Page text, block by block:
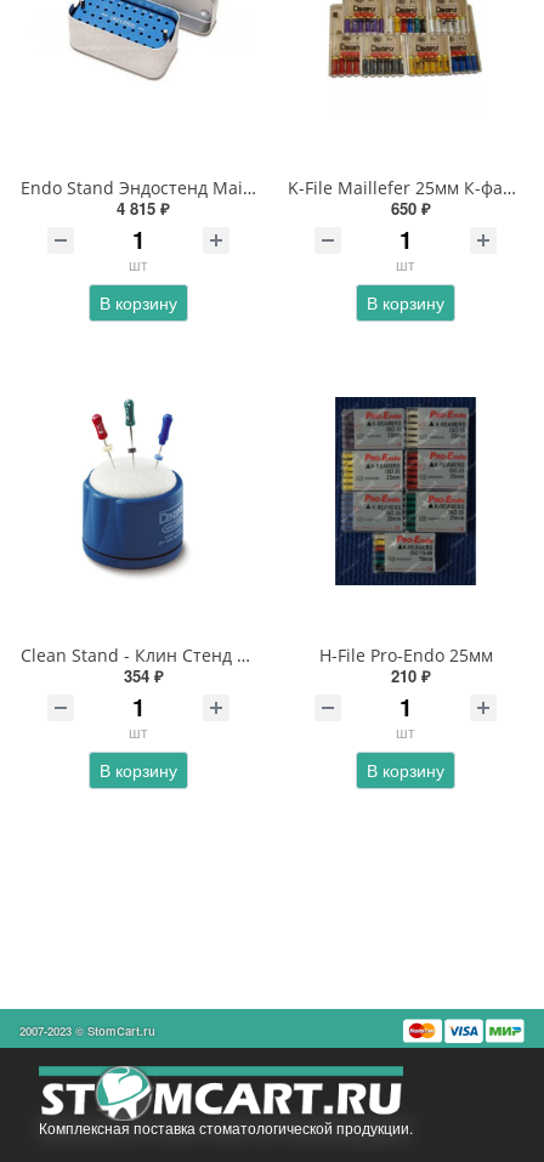
Endo Stand Эндостенд Maillefer
4 815 ₽
шт
В корзину
K-File Maillefer 25мм К-файлы
650 ₽
шт
В корзину
Clean Stand - Клин Стенд Maillefer
354 ₽
шт
В корзину
H-File Pro-Endo 25мм
210 ₽
шт
В корзину
2007-2023 © StomCart.ru
Комплексная поставка стоматологической продукции.